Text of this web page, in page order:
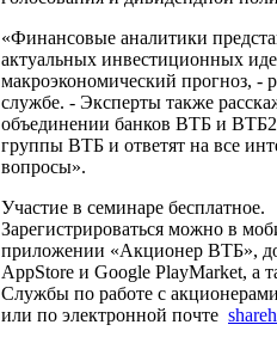
«Финансовые аналитики
актуальных инвестиционных
макроэкономический прогноз, -
службе. - Эксперты также
объединении банков ВТБ и
группы ВТБ и ответят на все
вопросы».
Участие в семинаре бесплатное.
Зарегистрироваться можно в
приложении «Акционер ВТБ»,
AppStore и Google PlayMarket, а
Службы по работе с
или по электронной почте